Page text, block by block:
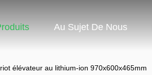
Au Sujet De Nous
élévateur au lithium-ion 970x600x465mm